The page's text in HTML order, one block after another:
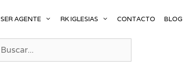
SER AGENTE RK IGLESIAS CONTACTO BLOG